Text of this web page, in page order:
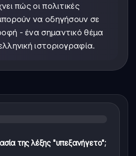
πώς οι πολιτικές
να οδηγήσουν σε
- ένα σημαντικό θέμα
ιστοριογραφία.
της λέξης "υπεξανήγετο";